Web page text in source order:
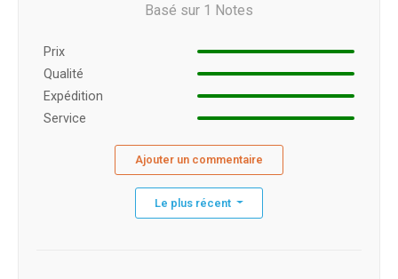
Basé sur 1 Notes
Prix ​​
Qualité
Expédition
Service
Ajouter un commentaire
Le plus récent